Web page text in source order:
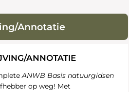
Annotatie
ANNOTATIE
ANWB Basis natuurgidsen
op weg! Met